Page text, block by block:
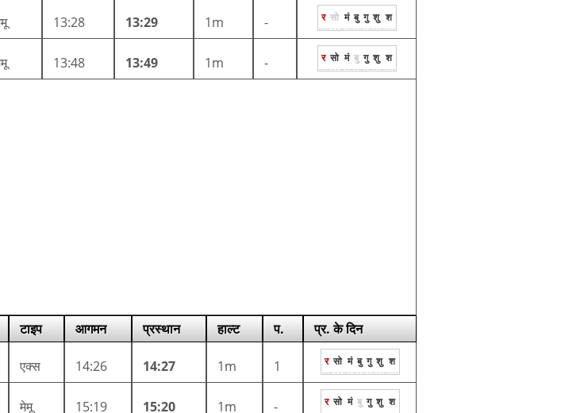
13:28 13:29 1m - र सो मं बु गु शु श
13:48 13:49 1m - र सो मं बु गु शु श
टाइप आगमन प्रस्थान हाल्ट प. प्र. के दिन
एक्स 14:26 14:27 1m 1 र सो मं बु गु शु श
मेमू 15:19 15:20 1m - र सो मं बु गु शु श